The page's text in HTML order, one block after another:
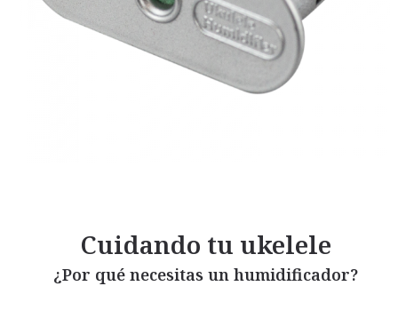
Cuidando tu ukelele
¿Por qué necesitas un humidificador?